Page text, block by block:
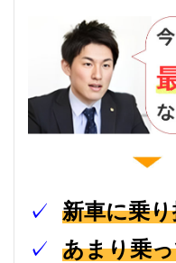
✓ 新車に乗
✓ あまり乗